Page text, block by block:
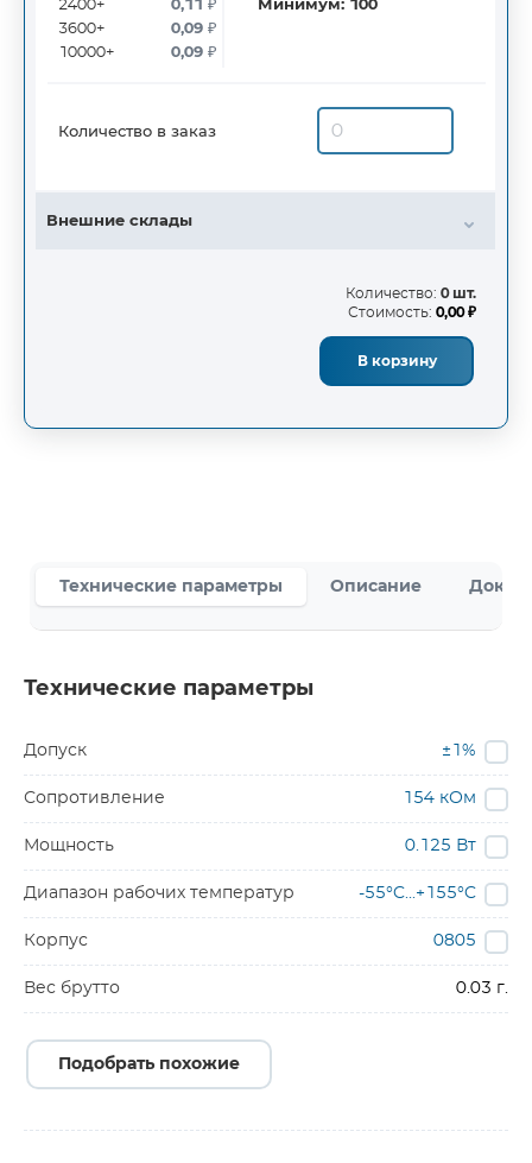
2400+
3600+
10000+
0,11₽
0,09₽
0,09₽
Минимум: 100
Количество в заказ
Внешние склады
Количество: 0 шт.
Стоимость: 0,00 ₽
В корзину
Технические параметры Описание
Технические параметры
Допуск ±1%
Сопротивление 154 кОм
Мощность 0.125 Вт
Диапазон рабочих температур -55°C...+155°C
Корпус 0805
Вес брутто 0.03 г.
Подобрать похожие